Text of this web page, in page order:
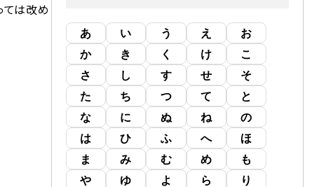
あ い う え
お
か
き く け
こ
さ
し す せ
そ
た
ち つ て
と
な
に ぬ ね
の
は
ひ ふ へ
ほ
ま
み む め
も
や
ゆ よ ら
り
は改め